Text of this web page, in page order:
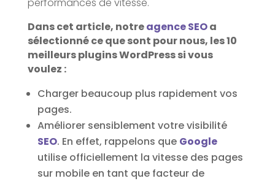
Dans cet article, notreagence SEOa
sélectionné ce que sont pour nous, les 10
meilleurs plugins WordPress si vous
voulez :
Charger beaucoup plus rapidement vos
pages.
Améliorer sensiblement votre visibilité
SEO. En effet, rappelons que Google
utilise officiellement la vitesse des pages
sur mobile en tant que facteur de